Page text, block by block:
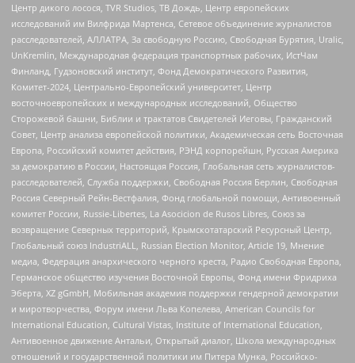
Центр дикого лосося, TVR Studios, ТВ Дождь, Центр европейских
исследований им Вилфрида Мартенса, Сетевое объединение журналистов
расследователей, АЛЛАТРА, За свободную Россию, Свободная Бурятия, Uralic,
UnKremlin, Международная федерация транспортных рабочих, ИстЧам
Финланд, Гудзоновский институт, Фонд Демократического Развития,
Комитет-2024, Центрально-Европейский университет, Центр
восточноевропейских и международных исследований, Общество
Сторожевой башни, Библии и трактатов Свидетелей Иеговы, Гражданский
Совет, Центр анализа европейской политики, Академическая сеть Восточная
Европа, Российский комитет действия, РЭНД корпорейшн, Русская Америка
за демократию в России, Настоящая Россия, Глобальная сеть журналистов-
расследователей, Служба поддержки, Свободная Россия Берлин, Свободная
Россия Северный Рейн-Вестфалия, Фонд глобальной помощи, Антивоенный
комитет России, Russie-Libertes, La Asocicion de Rusos Libres, Союз за
возвращение Северных территорий, Крымскотатарский Ресурсный Центр,
Глобальный союз IndustriALL, Russian Election Monitor, Article 19, Мнение
медиа, Федерация анархического черного креста, Радио Свободная Европа,
Германское общество изучения Восточной Европы, Фонд имени Фридриха
Эберта, XZ gGmbH, Мобильная академия поддержки гендерной демократии
и миротворчества, Форум имени Льва Копелева, American Councils for
International Education, Cultural Vistas, Institute of International Education,
Антивоенное движение Антальи, Открытый диалог, Школа международных
отношений и государственной политики им Питера Мунка, Российско-